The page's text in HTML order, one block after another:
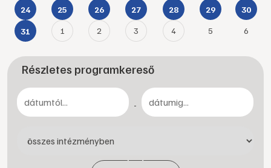
24 25 26 27 28 29 30
31 1 2 3 4 5 6
Részletes programkereső
-